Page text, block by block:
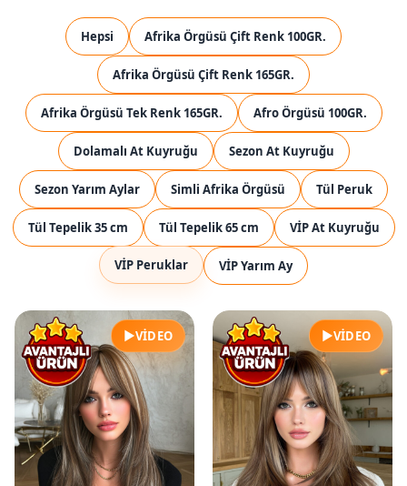
Hepsi Afrika Örgüsü Çift Renk 100GR.
Afrika Örgüsü Çift Renk 165GR.
Afrika Örgüsü Tek Renk 165GR. Afro Örgüsü 100GR.
Dolamalı At Kuyruğu Sezon At Kuyruğu
Sezon Yarım Aylar Simli Afrika Örgüsü Tül Peruk
Tül Tepelik 35 cm Tül Tepelik 65 cm VİP At Kuyruğu
VİP Peruklar VİP Yarım Ay
▶VIDEO ▶VIDEO